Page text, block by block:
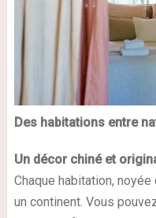
Des habitations entre
Un décor chiné et
Chaque habitation,
un continent. Vous